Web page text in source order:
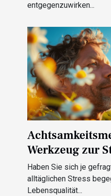
entgegenzuwirken...
Werkzeug zur
und Erhöhung
Lebensqualität
Haben Sie sich je
alltäglichen Stress
Lebensqualität...